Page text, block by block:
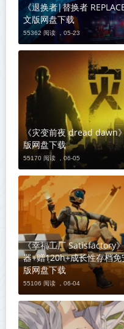
《退换者|替换者
文版网盘下载
55362 阅读 ， 05-23
《灾变前夜 dread dawn
版网盘下载
55170 阅读 ， 06-05
《幸福工厂 Satisfactory
器+赠120h+成长性存档
版网盘下载
55106 阅读 ， 06-04